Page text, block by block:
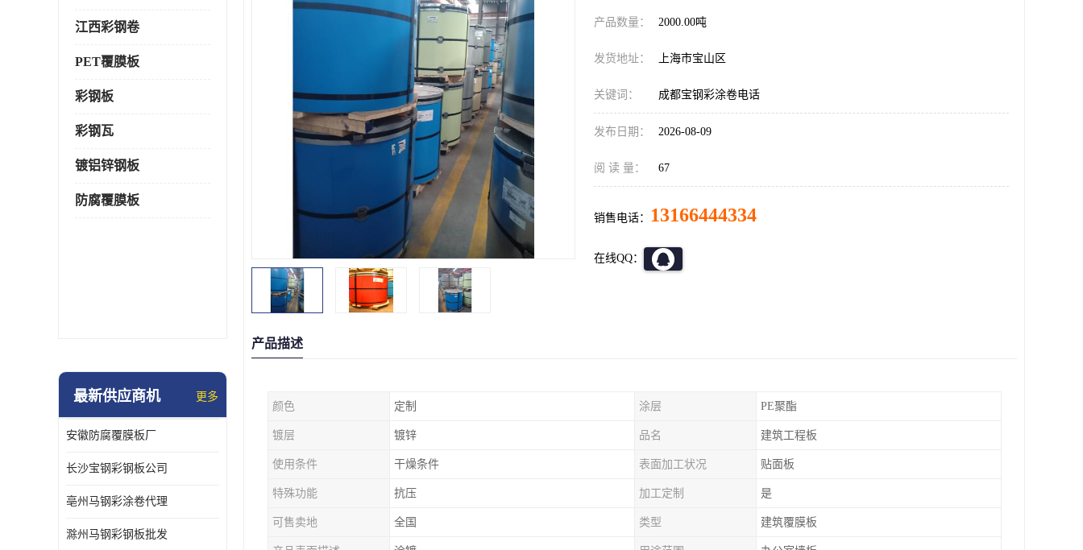
江西彩钢卷
PET覆膜板
彩钢板
彩钢瓦
镀铝锌钢板
防腐覆膜板
最新供应商机 更多
安徽防腐覆膜板厂
长沙宝钢彩钢板公司
亳州马钢彩涂卷代理
滁州马钢彩钢板批发
产品数量： 2000.00吨
发货地址： 上海市宝山区
关键词： 成都宝钢彩涂卷电话
发布日期： 2026-08-09
阅 读 量： 67
销售电话： 13166444334
在线QQ：
产品描述
颜色 定制 涂层 PE聚酯
镀层 镀锌 品名 建筑工程板
使用条件 干燥条件 表面加工状况 贴面板
特殊功能 抗压 加工定制 是
可售卖地 全国 类型 建筑覆膜板